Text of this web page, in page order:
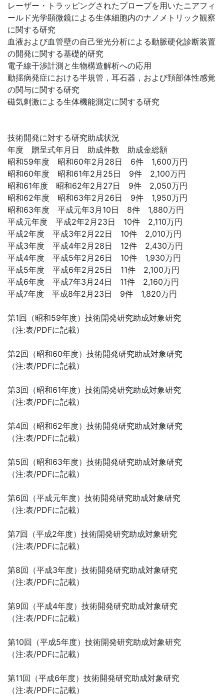
レーザー・トラッピングされたプロープを用いたニアフィ
ールド光学顕微鏡による生体細胞内のナノメトリック観察
に関する研究
血液および血管壁の自己蛍光分析による動脈硬化診断装置
の開発に関する基礎的研究
電子線干渉計測と生物構造解析への応用
動揺病発症における半規管，耳石器，および頚部体性感覚
の関与に関する研究
磁気剌激による生体機能測定に関する研究
技術開発に対する研究助成状況
年度 贈呈式年月日 助成件数 助成金総額
昭和59年度 昭和60年2月28日 6件 1,600万円
昭和60年度 昭和61年2月25日 9件 2,100万円
昭和61年度 昭和62年2月27日 9件 2,050万円
昭和62年度 昭和63年2月26日 9件 1,950万円
昭和63年度 平成元年3月10日 8件 1,880万円
平成元年度 平成2年2月23日 10件 2,110万円
平成2年度 平成3年2月22日 10件 2,010万円
平成3年度 平成4年2月28日 12件 2,430万円
平成4年度 平成5年2月26日 10件 1,930万円
平成5年度 平成6年2月25日 11件 2,100万円
平成6年度 平成7年3月24日 11件 2,160万円
平成7年度 平成8年2月23日 9件 1,820万円
第1回（昭和59年度）技術開発研究助成対象研究
（注:表/PDFに記載）
第2回（昭和60年度）技術開発研究助成対象研究
（注:表/PDFに記載）
第3回（昭和61年度）技術開発研究助成対象研究
（注:表/PDFに記載）
第4回（昭和62年度）技術開発研究助成対象研究
（注:表/PDFに記載）
第5回（昭和63年度）技術開発研究助成対象研究
（注:表/PDFに記載）
第6回（平成元年度）技術開発研究助成対象研究
（注:表/PDFに記載）
第7回（平成2年度）技術開発研究助成対象研究
（注:表/PDFに記載）
第8回（平成3年度）技術開発研究助成対象研究
（注:表/PDFに記載）
第9回（平成4年度）技術開発研究助成対象研究
（注:表/PDFに記載）
第10回（平成5年度）技術開発研究助成対象研究
（注:表/PDFに記載）
第11回（平成6年度）技術開発研究助成対象研究
（注:表/PDFに記載）